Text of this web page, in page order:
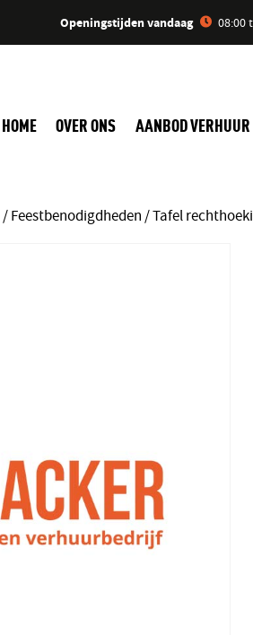
Openingstijden vandaag 08:00
HOME OVER ONS AANBOD VERHUUR
/Feestbenodigdheden / Tafel